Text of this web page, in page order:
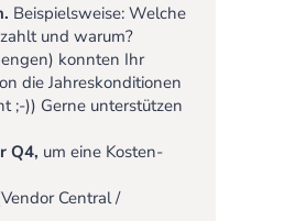
Beispielsweise: Welche
und warum?
konnten Ihr
die Jahreskonditionen
;-)) Gerne unterstützen
Q4, um eine Kosten-
Central /